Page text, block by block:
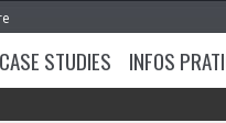
CASE STUDIES INFOS